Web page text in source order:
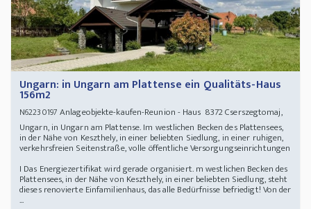
Ungarn: in Ungarn am Plattense ein Qualitäts-Haus
156m2
N62230197 Anlageobjekte-kaufen-Reunion - Haus 8372 Cserszegtomaj,
Ungarn, in Ungarn am Plattense. Im westlichen Becken des Plattensees,
in der Nähe von Keszthely, in einer beliebten Siedlung, in einer ruhigen,
verkehrsfreien Seitenstraße, volle öffentliche Versorgungseinrichtungen
I Das Energiezertifikat wird gerade organisiert. m westlichen Becken des
Plattensees, in der Nähe von Keszthely, in einer beliebten Siedlung, steht
dieses renovierte Einfamilienhaus, das alle Bedürfnisse befriedigt! Von der
...